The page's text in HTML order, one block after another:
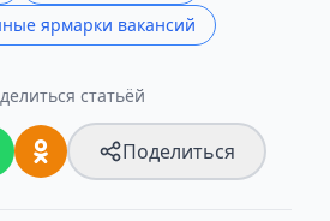
ярмарки вакансий
статьёй
Поделиться